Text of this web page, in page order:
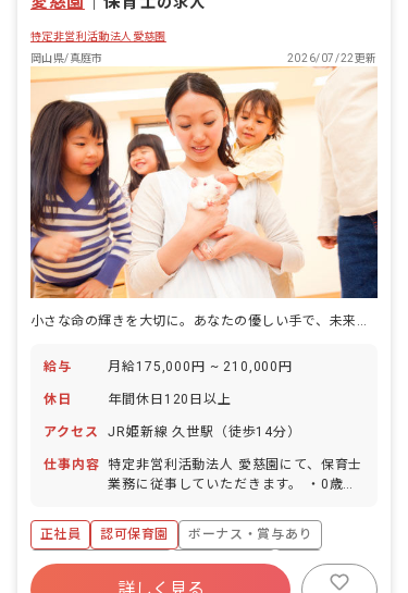
特定非営利活動法人愛慈園
岡山県/真庭市
2026/07/22更新
給与 月給175,000円 ~ 210,000円
休日 年間休日120日以上
アクセス JR姫新線 久世駅（徒歩14分）
仕事内容 特定非営利活動法人 愛慈園にて、保育士
業務に従事していただきます。 ・0歳児
員は40名です。 （内訳:0歳児16名、1歳
児12名、2歳児12名） ■園児年齢層：0
～2歳児
正社員 認可保育園
ボーナス・賞与あり
年間休日120日以上
社会保険完備
詳しく見る